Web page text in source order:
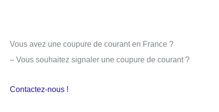
Vous avez une coupure de courant en France ?
– Vous souhaitez signaler une coupure de courant ?
Contactez-nous !